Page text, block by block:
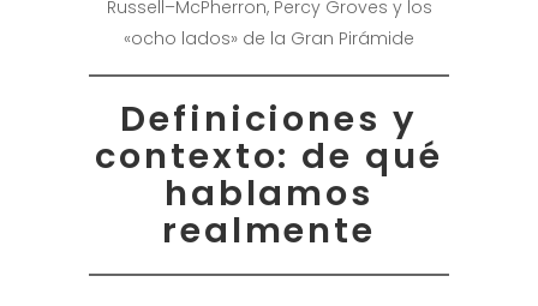
Definiciones y
contexto: de qué
hablamos
realmente